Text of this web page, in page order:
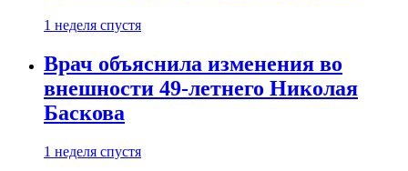
1 неделя спустя
Врач объяснила изменения во
внешности 49-летнего Николая
Баскова
1 неделя спустя